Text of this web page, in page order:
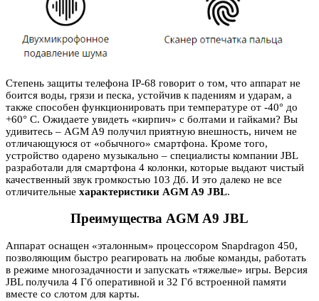
Степень защиты телефона IP-68 говорит о том, что аппарат не
боится воды, грязи и песка, устойчив к падениям и ударам, а
также способен функционировать при температуре от -40° до
+60° С. Ожидаете увидеть «кирпич» с болтами и гайками? Вы
удивитесь – AGM A9 получил приятную внешность, ничем не
отличающуюся от «обычного» смартфона. Кроме того,
устройство одарено музыкально – специалисты компании JBL
разработали для смартфона 4 колонки, которые выдают чистый
качественный звук громкостью 103 Дб. И это далеко не все
отличительные характеристики AGM A9 JBL.
Преимущества AGM A9 JBL
Аппарат оснащен «эталонным» процессором Snapdragon 450,
позволяющим быстро реагировать на любые команды, работать
в режиме многозадачности и запускать «тяжелые» игры. Версия
JBL получила 4 Гб оперативной и 32 Гб встроенной памяти
вместе со слотом для карты.